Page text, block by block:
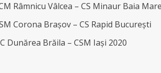
Râmnicu Vâlcea – CS Minaur Baia
Corona Brașov – CS Rapid București
Dunărea Brăila – CSM Iași 2020